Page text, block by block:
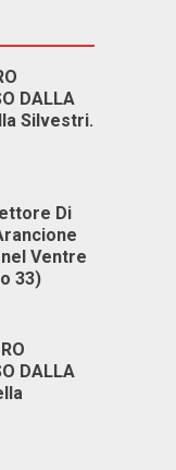
DALLA
Silvestri.
Di
Ventre
33)
DALLA